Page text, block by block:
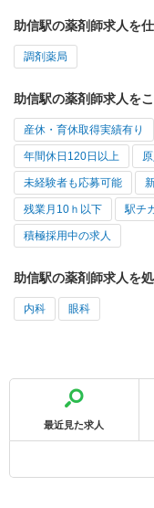
助信駅の薬剤師求人を
調剤薬局
助信駅の薬剤師求人を
産休・育休取得実績有り
年間休日120日以上
未経験者も応募可能
残業月10ｈ以下 駅チ
積極採用中の求人
助信駅の薬剤師求人を
内科 眼科
最近見た求人